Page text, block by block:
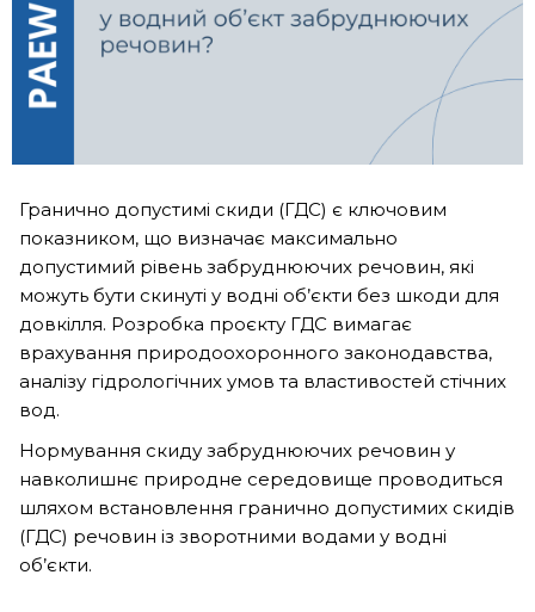
Гранично допустимі скиди (ГДС) є ключовим
показником, що визначає максимально
допустимий рівень забруднюючих речовин, які
можуть бути скинуті у водні об’єкти без шкоди для
довкілля. Розробка проєкту ГДС вимагає
врахування природоохоронного законодавства,
аналізу гідрологічних умов та властивостей стічних
вод.
Нормування скиду забруднюючих речовин у
навколишнє природне середовище проводиться
шляхом встановлення гранично допустимих скидів
(ГДС) речовин із зворотними водами у водні
об’єкти.